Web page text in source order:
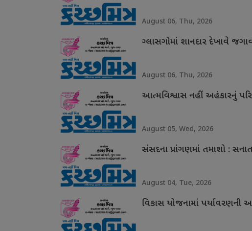
August 06, Thu, 2026
ગ્લાસગોમાં શાનદાર દેખાવે
August 06, Thu, 2026
આત્મવિશ્વાસ નહીં અહંકારનું
August 05, Wed, 2026
સંસદના પ્રાંગણમાં તમાશો :
August 04, Tue, 2026
વિકાસ યોજનામાં પર્યાવરણની